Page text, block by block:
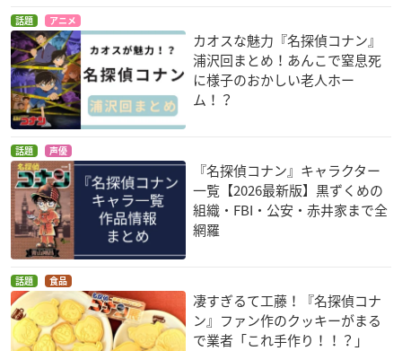
話題 アニメ
カオスな魅力『名探偵コナン』
浦沢回まとめ！あんこで窒息死
に様子のおかしい老人ホー
ム！？
話題 声優
『名探偵コナン』キャラクター
一覧【2026最新版】黒ずくめの
組織・FBI・公安・赤井家まで全
網羅
話題 食品
凄すぎるて工藤！『名探偵コナ
ン』ファン作のクッキーがまる
で業者「これ手作り！！？」